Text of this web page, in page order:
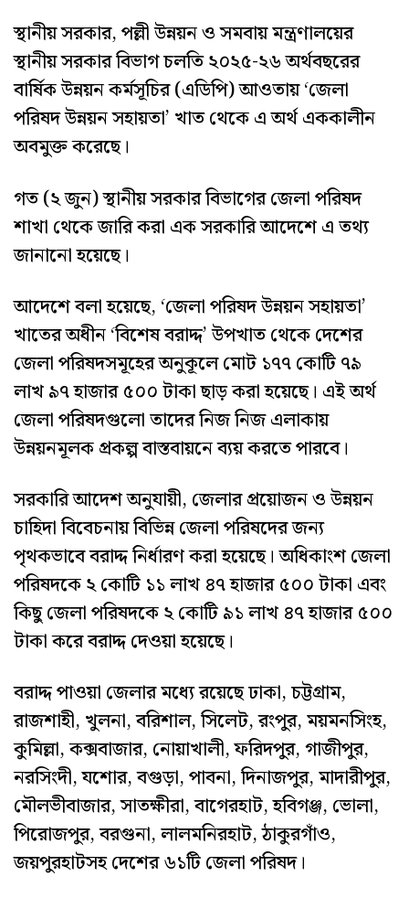
স্থানীয় সরকার, পল্লী উন্নয়ন ও সমবায় মন্ত্রণালয়ের
স্থানীয় সরকার বিভাগ চলতি ২০২৫-২৬ অর্থবছরের
বার্ষিক উন্নয়ন কর্মসূচির (এডিপি) আওতায় ‘জেলা
পরিষদ উন্নয়ন সহায়তা’ খাত থেকে এ অর্থ এককালীন
অবমুক্ত করেছে।
গত (২ জুন) স্থানীয় সরকার বিভাগের জেলা পরিষদ
শাখা থেকে জারি করা এক সরকারি আদেশে এ তথ্য
জানানো হয়েছে।
আদেশে বলা হয়েছে, ‘জেলা পরিষদ উন্নয়ন সহায়তা’
খাতের অধীন ‘বিশেষ বরাদ্দ’ উপখাত থেকে দেশের
জেলা পরিষদসমূহের অনুকূলে মোট ১৭৭ কোটি ৭৯
লাখ ৯৭ হাজার ৫০০ টাকা ছাড় করা হয়েছে। এই অর্থ
জেলা পরিষদগুলো তাদের নিজ নিজ এলাকায়
উন্নয়নমূলক প্রকল্প বাস্তবায়নে ব্যয় করতে পারবে।
সরকারি আদেশ অনুযায়ী, জেলার প্রয়োজন ও উন্নয়ন
চাহিদা বিবেচনায় বিভিন্ন জেলা পরিষদের জন্য
পৃথকভাবে বরাদ্দ নির্ধারণ করা হয়েছে। অধিকাংশ জেলা
পরিষদকে ২ কোটি ১১ লাখ ৪৭ হাজার ৫০০ টাকা এবং
কিছু জেলা পরিষদকে ২ কোটি ৯১ লাখ ৪৭ হাজার ৫০০
টাকা করে বরাদ্দ দেওয়া হয়েছে।
বরাদ্দ পাওয়া জেলার মধ্যে রয়েছে ঢাকা, চট্টগ্রাম,
রাজশাহী, খুলনা, বরিশাল, সিলেট, রংপুর, ময়মনসিংহ,
কুমিল্লা, কক্সবাজার, নোয়াখালী, ফরিদপুর, গাজীপুর,
নরসিংদী, যশোর, বগুড়া, পাবনা, দিনাজপুর, মাদারীপুর,
মৌলভীবাজার, সাতক্ষীরা, বাগেরহাট, হবিগঞ্জ, ভোলা,
পিরোজপুর, বরগুনা, লালমনিরহাট, ঠাকুরগাঁও,
জয়পুরহাটসহ দেশের ৬১টি জেলা পরিষদ।